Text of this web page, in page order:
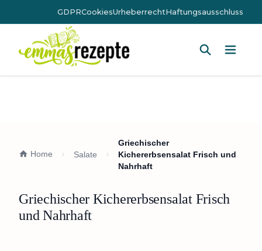
GDPRCookiesUrheberrechtHaftungsausschluss
Home Salate
Griechischer
Kichererbsensalat Frisch und
Nahrhaft
Griechischer Kichererbsensalat Frisch
und Nahrhaft